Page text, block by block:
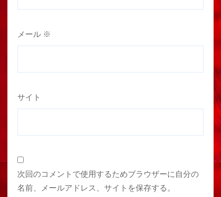
メール ※
サイト
次回のコメントで使用するためブラウザーに自分の
名前、メールアドレス、サイトを保存する。